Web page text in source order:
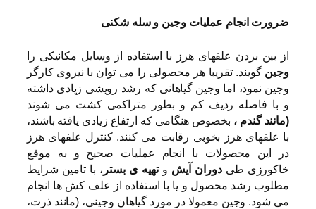
ضرورت انجام عملیات وجین و سله شکنی
از بین بردن علفهای هرز با استفاده از وسایل مکانیکی را
وجین گویند. تقریبا هر محصولی را می توان با نیروی کارگر
وجین نمود، اما وجین گیاهانی که رشد رویشی زیادی داشته
و با فاصله ردیف کم و بطور متراکمی کشت می شوند
(مانند گندم ، بخصوص هنگامی که ارتفاع زیادی یافته باشند،
با علفهای هرز بخوبی رقابت می کنند. کنترل علفهای هرز
در این محصولات با انجام عملیات صحیح و به موقع
خاکورزی طیدوران آیش وتهیه ی بستر ، با تامین شرایط
مطلوب رشد محصول و یا با استفاده از علف کش ها انجام
می شود. وجین معمولا در مورد گیاهان وجینی، (مانند ذرت،